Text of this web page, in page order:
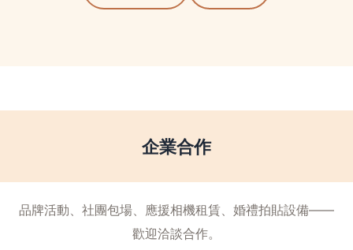
企業合作
品牌活動、社團包場、應援相機租賃、婚禮拍貼設備——
歡迎洽談合作。